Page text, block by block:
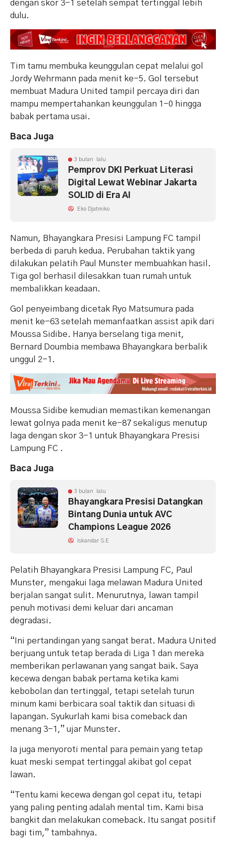
dengan skor 3-1 setelah sempat tertinggal lebih
dulu.
Tim tamu membuka keunggulan cepat melalui gol
Jordy Wehrmann pada menit ke-5. Gol tersebut
membuat Madura United tampil percaya diri dan
mampu mempertahankan keunggulan 1-0 hingga
babak pertama usai.
Baca Juga
3 bulan lalu
Pemprov DKI Perkuat Literasi
Digital Lewat Webinar Jakarta
SOLID di Era AI
Eko Djatmiko
Namun, Bhayangkara Presisi Lampung FC tampil
berbeda di paruh kedua. Perubahan taktik yang
dilakukan pelatih Paul Munster membuahkan hasil.
Tiga gol berhasil dilesakkan tuan rumah untuk
membalikkan keadaan.
Gol penyeimbang dicetak Ryo Matsumura pada
menit ke-63 setelah memanfaatkan assist apik dari
Moussa Sidibe. Hanya berselang tiga menit,
Bernard Doumbia membawa Bhayangkara berbalik
unggul 2-1.
Moussa Sidibe kemudian memastikan kemenangan
lewat golnya pada menit ke-87 sekaligus menutup
laga dengan skor 3-1 untuk Bhayangkara Presisi
Lampung FC .
Baca Juga
3 bulan lalu
Bhayangkara Presisi Datangkan
Bintang Dunia untuk AVC
Champions League 2026
Iskandar S.E
Pelatih Bhayangkara Presisi Lampung FC, Paul
Munster, mengakui laga melawan Madura United
berjalan sangat sulit. Menurutnya, lawan tampil
penuh motivasi demi keluar dari ancaman
degradasi.
“Ini pertandingan yang sangat berat. Madura United
berjuang untuk tetap berada di Liga 1 dan mereka
memberikan perlawanan yang sangat baik. Saya
kecewa dengan babak pertama ketika kami
kebobolan dan tertinggal, tetapi setelah turun
minum kami berbicara soal taktik dan situasi di
lapangan. Syukurlah kami bisa comeback dan
menang 3-1,” ujar Munster.
Ia juga menyoroti mental para pemain yang tetap
kuat meski sempat tertinggal akibat gol cepat
lawan.
“Tentu kami kecewa dengan gol cepat itu, tetapi
yang paling penting adalah mental tim. Kami bisa
bangkit dan melakukan comeback. Itu sangat positif
bagi tim,” tambahnya.